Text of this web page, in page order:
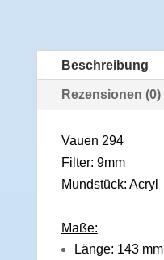
Beschreibung
Rezensionen (0)
Vauen 294
Filter: 9mm
Mundstück: Acryl
Maße:
Länge: 143 mm